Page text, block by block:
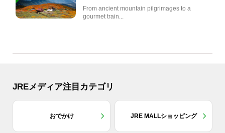
From ancient mountain pilgrimages to a
gourmet train...
JREメディア注目カテゴリ
おでかけ JRE MALLショッピング